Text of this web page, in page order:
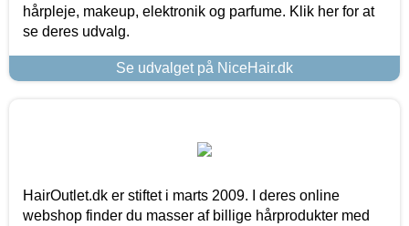
hårpleje, makeup, elektronik og parfume. Klik her for at
se deres udvalg.
Se udvalget på NiceHair.dk
HairOutlet.dk er stiftet i marts 2009. I deres online
webshop finder du masser af billige hårprodukter med